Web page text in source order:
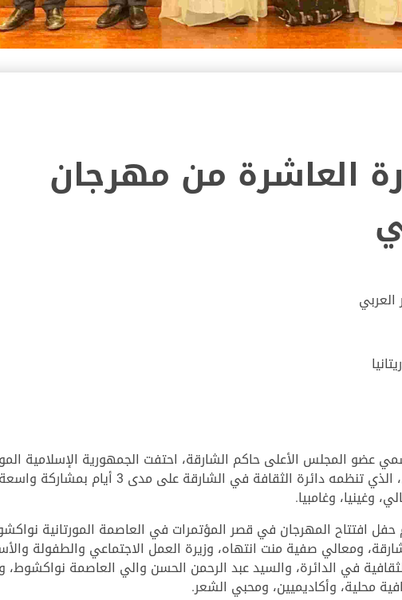
العاشرة من مهرجان
المجلس الأعلى حاكم الشارقة، احتفت الجمهورية الإسلامية
بانطلاق النسخة العاشرة من مهرجان نواكشوط للشعر العربي، الذي تنظمه دائرة الثقافة في
وغينيا، وغامبيا.
افتتاح المهرجان في قصر المؤتمرات في العاصمة المورتانية
ومعالي صفية منت انتهاه، وزيرة العمل الاجتماعي والطفولة
في الدائرة، والسيد عبد الرحمن الحسن والي العاصمة نواكشوط،
محلية، وأكاديميين، ومحبي الشعر.